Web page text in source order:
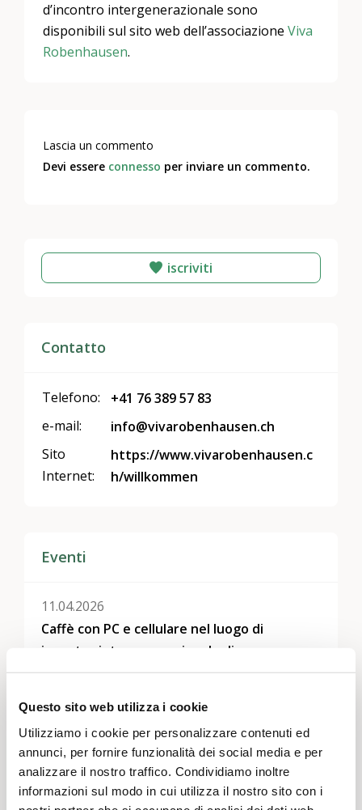
Questo sito web utilizza i cookie
Utilizziamo i cookie per personalizzare contenuti ed
annunci, per fornire funzionalità dei social media e per
analizzare il nostro traffico. Condividiamo inoltre
informazioni sul modo in cui utilizza il nostro sito con i
iscriviti
Contatto
Telefono:
+41 76 389 57 83
e-mail:
info@vivarobenhausen.ch
Sito
Internet:
https://www.vivarobenhausen.c
h/willkommen
Eventi
11.04.2026
Caffè con PC e cellulare nel luogo di
incontro intergenerazionale di
Robenhausen
Weihnachtsbäckerei "Petit-Beurre-Hüsli"
mit offenem Kaffee am Mittwoch
d’incontro intergenerazionale sono
disponibili sul sito web dell’associazioneViva
Robenhausen.
Lascia un commento
Devi essere connesso per inviare un commento.